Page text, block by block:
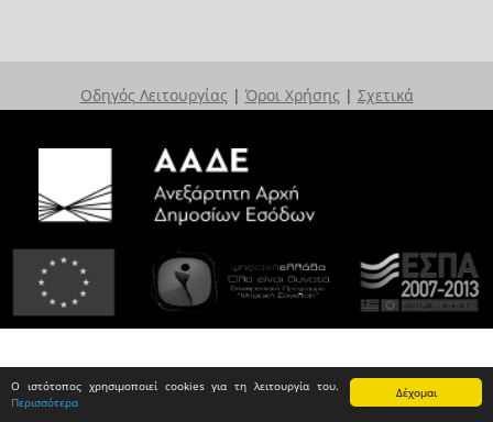
Δέχομαι
Ο ιστότοπος χρησιμοποιεί cookies για τη λειτουργία του.
Περισσότερα
Οδηγός Λειτουργίας | Όροι Χρήσης | Σχετικά